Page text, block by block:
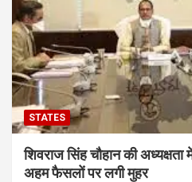
STATES
शिवराज सिंह चौहान की
अहम फैसलों पर लगी मुहर